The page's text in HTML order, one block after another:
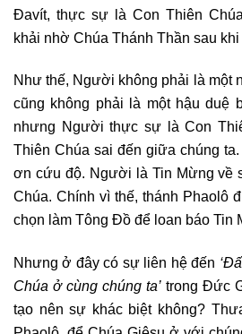
Đavít, thực sự là Con Thiên
khải nhờ Chúa Thánh Thần sau
Như thế, Người không phải là một
cũng không phải là một hậu duệ
nhưng Người thực sự là Con
Thiên Chúa sai đến giữa chúng
ơn cứu độ. Người là Tin Mừng về
Chúa. Chính vì thế, thánh Phaolô
chọn làm Tông Đồ để loan báo Tin
Nhưng ở đây có sự liên hệ đến
Chúa ở cùng chúng ta’ trong Đức
tạo nên sự khác biệt không?